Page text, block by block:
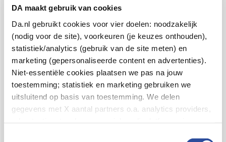
DA maakt gebruik van cookies
Da.nl gebruikt cookies voor vier doelen: noodzakelijk
(nodig voor de site), voorkeuren (je keuzes onthouden),
statistiek/analytics (gebruik van de site meten) en
marketing (gepersonaliseerde content en advertenties).
Niet-essentiële cookies plaatsen we pas na jouw
toestemming; statistiek en marketing gebruiken we
uitsluitend op basis van toestemming. We delen
gegevens met X aantal partners o.a. analytics providers,
8.6 uit4.106 reviews
Over DA
Klantenservice
Assortiment
VolgDAop: